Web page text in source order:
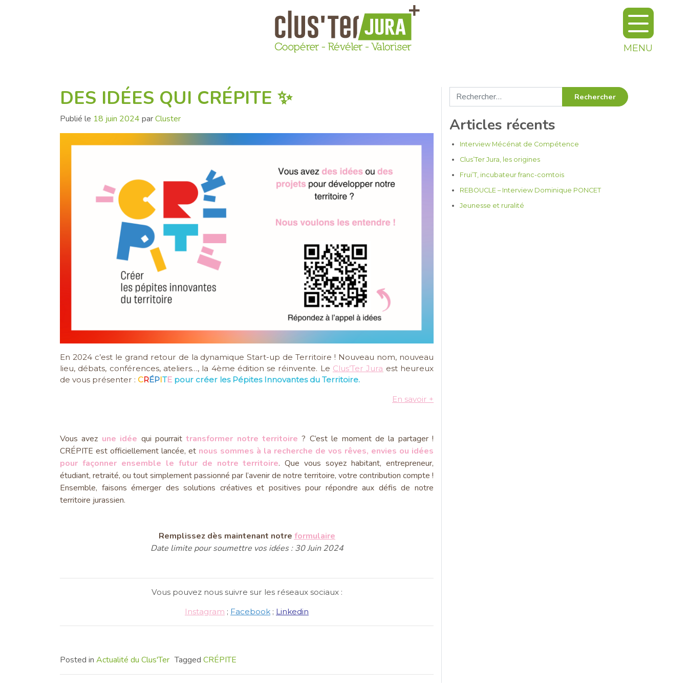
MENU
DES IDÉES QUI CRÉPITE ✨
Publié le 18 juin 2024 parCluster
En 2024 c’est le grand retour de la dynamique Start-up de Territoire ! Nouveau nom, nouveau
lieu, débats, conférences, ateliers…, la 4ème édition se réinvente. Le Clus’Ter Jura est heureux
de vous présenter : CRÉPITE pour créer les Pépites Innovantes du Territoire.
En savoir +
Vous avez une idée qui pourraittransformer notre territoire ? C’est le moment de la partager !
CRÉPITE est officiellement lancée, et nous sommes à la recherche de vos rêves, envies ou idées
pour façonner ensemble le futur de notre territoire. Que vous soyez habitant, entrepreneur,
étudiant, retraité, ou tout simplement passionné par l’avenir de notre territoire, votre contribution compte !
Ensemble, faisons émerger des solutions créatives et positives pour répondre aux défis de notre
territoire jurassien.
Remplissez dès maintenant notre formulaire
Date limite pour soumettre vos idées : 30 Juin 2024
Vous pouvez nous suivre sur les réseaux sociaux :
Instagram ; Facebook ; Linkedin
Posted in Actualité du Clus'Ter Tagged CRÉPITE
Rechercher :
Articles récents
Interview Mécénat de Compétence
Clus’Ter Jura, les origines
Frui’T, incubateur franc-comtois
REBOUCLE – Interview Dominique PONCET
Jeunesse et ruralité